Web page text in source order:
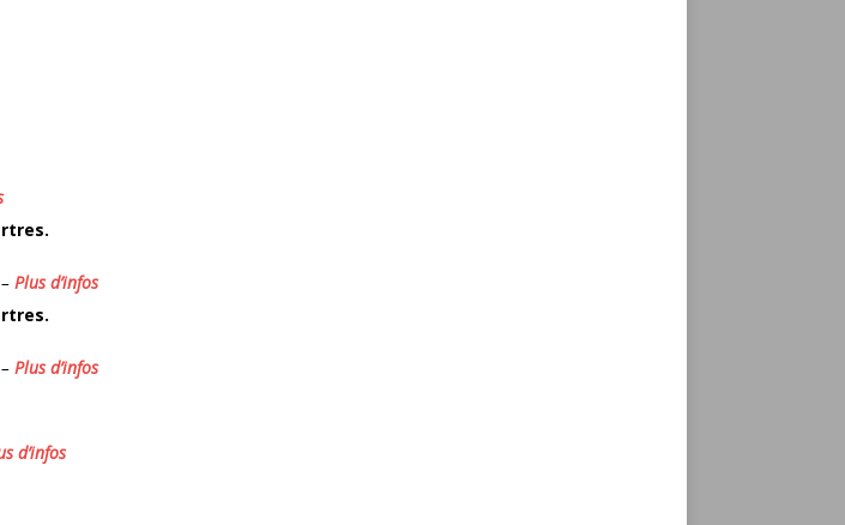
Plus d’infos
Plus d’infos
d’infos